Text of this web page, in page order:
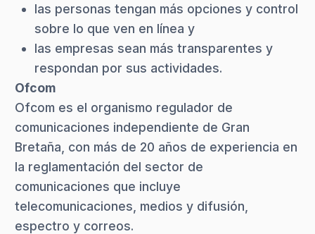
las personas tengan más opciones y control
sobre lo que ven en línea y
las empresas sean más transparentes y
respondan por sus actividades.
Ofcom
Ofcom es el organismo regulador de
comunicaciones independiente de Gran
Bretaña, con más de 20 años de experiencia en
la reglamentación del sector de
comunicaciones que incluye
telecomunicaciones, medios y difusión,
espectro y correos.